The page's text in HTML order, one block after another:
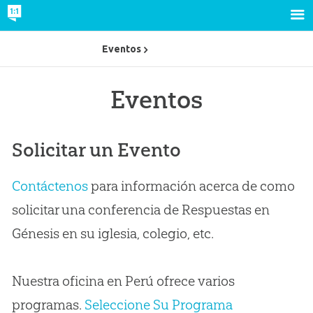
Eventos
Solicitar un Evento
Contáctenospara información acerca de como
solicitar una conferencia de Respuestas en
Génesis en su iglesia, colegio, etc.
Nuestra oficina en Perú ofrece varios
programas. Seleccione Su Programa
Eventos